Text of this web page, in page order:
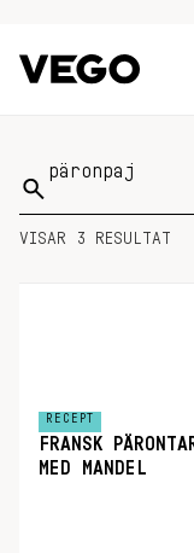
Sök
på:
VISAR 3 RESULTAT
RECEPT
FRANSK
MED MANDEL